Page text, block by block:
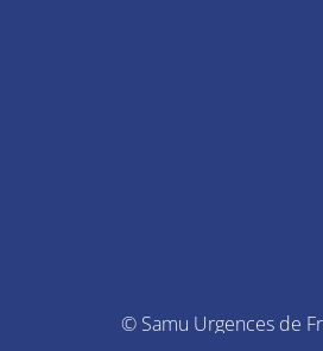
© Samu Urgences de